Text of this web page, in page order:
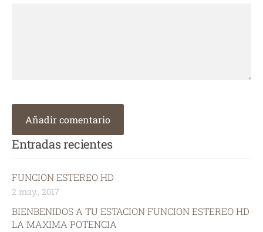
Entradas recientes
FUNCION ESTEREO HD
2 may., 2017
BIENBENIDOS A TU ESTACION FUNCION ESTEREO HD
LA MAXIMA POTENCIA